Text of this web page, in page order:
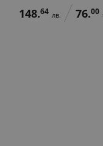
148.64 лв. 76.00